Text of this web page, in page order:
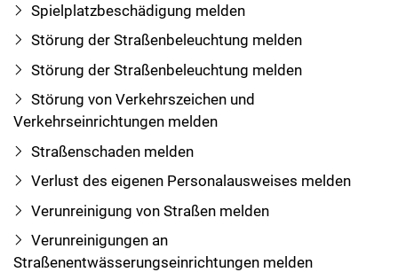
Spielplatzbeschädigung melden
Störung der Straßenbeleuchtung melden
Störung der Straßenbeleuchtung melden
Störung von Verkehrszeichen und
Verkehrseinrichtungen melden
Straßenschaden melden
Verlust des eigenen Personalausweises melden
Verunreinigung von Straßen melden
Verunreinigungen an
Straßenentwässerungseinrichtungen melden